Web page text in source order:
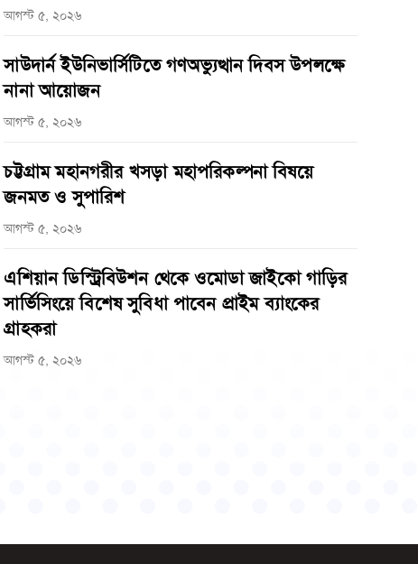
আগস্ট ৫, ২০২৬
সাউদার্ন ইউনিভার্সিটিতে গণঅভ্যুত্থান দিবস উপলক্ষে
নানা আয়োজন
আগস্ট ৫, ২০২৬
চট্টগ্রাম মহানগরীর খসড়া মহাপরিকল্পনা বিষয়ে
জনমত ও সুপারিশ
আগস্ট ৫, ২০২৬
এশিয়ান ডিস্ট্রিবিউশন থেকে ওমোডা জাইকো গাড়ির
সার্ভিসিংয়ে বিশেষ সুবিধা পাবেন প্রাইম ব্যাংকের
গ্রাহকরা
আগস্ট ৫, ২০২৬